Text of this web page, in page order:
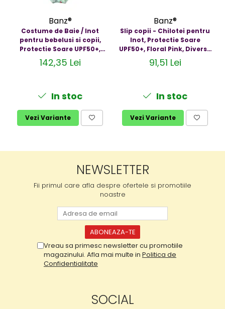
Banz®
Costume de Baie / Inot
pentru bebelusi si copii,
Protectie Soare UPF50+,
Mint Floral, Diverse marimi
142,35 Lei
In stoc
Vezi Variante
Banz®
Slip copii - Chilotei pentru
Inot, Protectie Soare
UPF50+, Floral Pink, Diverse
marimi
91,51 Lei
In stoc
Vezi Variante
NEWSLETTER
Fii primul care afla despre ofertele si promotiile
noastre
Vreau sa primesc newsletter cu promotiile
magazinului. Afla mai multe in Politica de
Confidentialitate
SOCIAL